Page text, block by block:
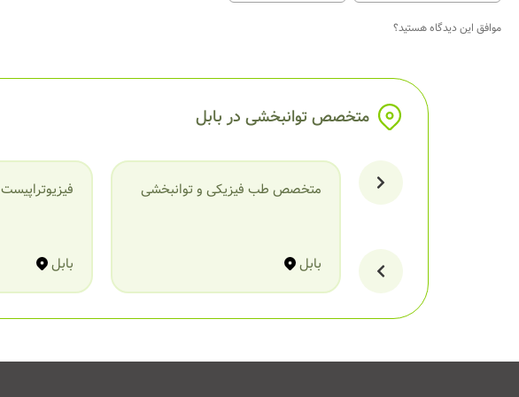
موافق این دیدگاه هستید؟
متخصص توانبخشی در بابل
متخصص طب فیزیکی و توانبخشی
بابل
فیزیوتراپیست
بابل